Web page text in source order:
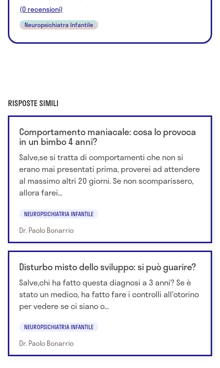
(0 recensioni)
Neuropsichiatra Infantile
RISPOSTE SIMILI
Comportamento maniacale: cosa lo provoca
in un bimbo 4 anni?
Salve,se si tratta di comportamenti che non si
erano mai presentati prima, proverei ad attendere
al massimo altri 20 giorni. Se non scomparissero,
allora farei...
NEUROPSICHIATRIA INFANTILE
Dr. Paolo Bonarrio
Disturbo misto dello sviluppo: si può guarire?
Salve,chi ha fatto questa diagnosi a 3 anni? Se è
stato un medico, ha fatto fare i controlli all'otorino
per vedere se ci siano o...
NEUROPSICHIATRIA INFANTILE
Dr. Paolo Bonarrio